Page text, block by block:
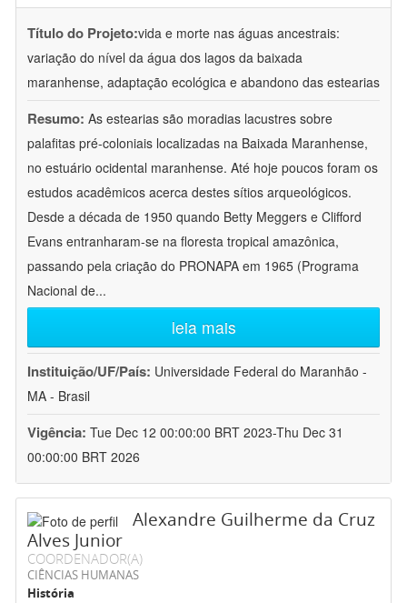
Título do Projeto:vida e morte nas águas ancestrais:
variação do nível da água dos lagos da baixada
maranhense, adaptação ecológica e abandono das estearias
Resumo: As estearias são moradias lacustres sobre
palafitas pré-coloniais localizadas na Baixada Maranhense,
no estuário ocidental maranhense. Até hoje poucos foram os
estudos acadêmicos acerca destes sítios arqueológicos.
Desde a década de 1950 quando Betty Meggers e Clifford
Evans entranharam-se na floresta tropical amazônica,
passando pela criação do PRONAPA em 1965 (Programa
Nacional de...
leia mais
Instituição/UF/País: Universidade Federal do Maranhão -
MA - Brasil
Vigência: Tue Dec 12 00:00:00 BRT 2023-Thu Dec 31
00:00:00 BRT 2026
Alexandre Guilherme da Cruz
Alves Junior
COORDENADOR(A)
CIÊNCIAS HUMANAS
História